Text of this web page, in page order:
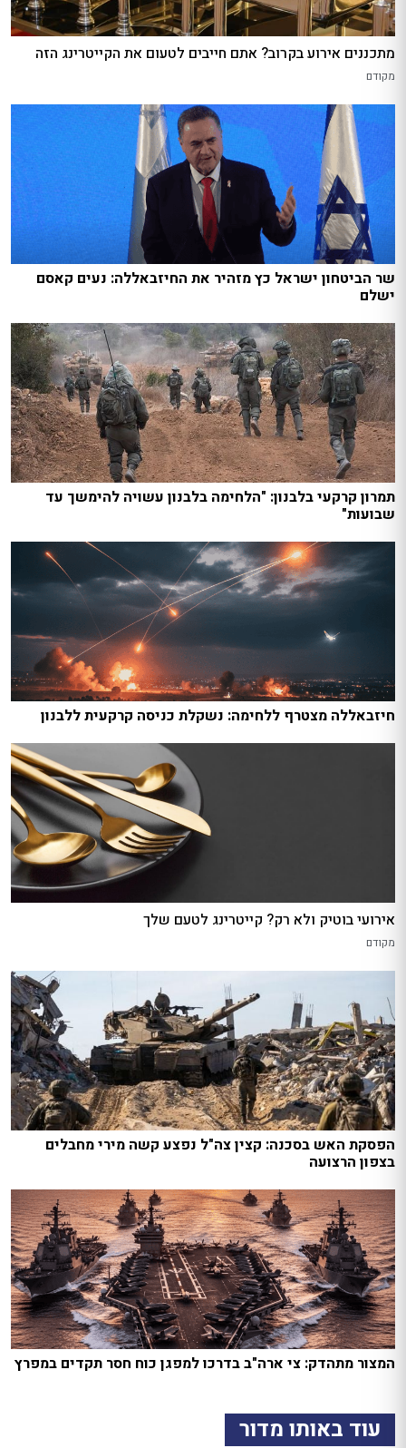
מתכננים אירוע בקרוב? אתם חייבים לטעום את הקייטרינג הזה
מקודם
שר הביטחון ישראל כץ מזהיר את החיזבאללה: נעים קאסם
ישלם
תמרון קרקעי בלבנון: "הלחימה בלבנון עשויה להימשך עד
שבועות"
חיזבאללה מצטרף ללחימה: נשקלת כניסה קרקעית ללבנון
אירועי בוטיק ולא רק? קייטרינג לטעם שלך
מקודם
הפסקת האש בסכנה: קצין צה"ל נפצע קשה מירי מחבלים
בצפון הרצועה
המצור מתהדק: צי ארה"ב בדרכו למפגן כוח חסר תקדים במפרץ
עוד באותו מדור